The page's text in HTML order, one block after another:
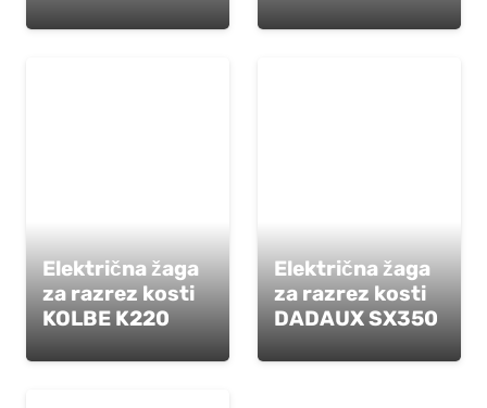
Električna žaga
za razrez kosti
KOLBE K220
Električna žaga
za razrez kosti
DADAUX SX350